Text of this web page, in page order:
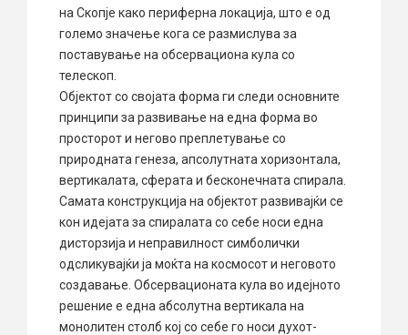
на Скопје како периферна локација, што е од
големо значење кога се размислува за
поставување на обсервациона кула со
телескоп.
Објектот со својата форма ги следи основните
принципи за развивање на една форма во
просторот и негово преплетување со
природната генеза, апсолутната хоризонтала,
вертикалата, сферата и бесконечната спирала.
Самата конструкција на објектот развивајќи се
кон идејата за спиралата со себе носи една
дисторзија и неправилност симболички
одсликувајќи ја моќта на космосот и неговото
создавање. Обсервационата кула во идејното
решение е една абсолутна вертикала на
монолитен столб кој со себе го носи духот-